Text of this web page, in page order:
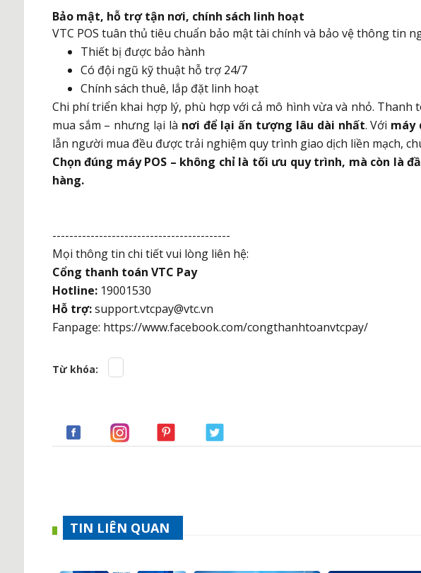
Bảo mật, hỗ trợ tận nơi, chính sách linh hoạt
VTC POS tuân thủ tiêu chuẩn bảo mật tài chính và bảo vệ thông tin
Thiết bị được bảo hành
Có đội ngũ kỹ thuật hỗ trợ 24/7
Chính sách thuê, lắp đặt linh hoạt
Chi phí triển khai hợp lý, phù hợp với cả mô hình vừa và nhỏ.
mua sắm – nhưng lại là nơi để lại ấn tượng lâu dài nhất. Với máy
lẫn người mua đều được trải nghiệm quy trình giao dịch liền mạch,
Chọn đúng máy POS – không chỉ là tối ưu quy trình, mà còn là
hàng.
------------------------------------------
Mọi thông tin chi tiết vui lòng liên hệ:
Cổng thanh toán VTC Pay
Hotline:19001530
Hỗ trợ:support.vtcpay@vtc.vn
Fanpage: https://www.facebook.com/congthanhtoanvtcpay/
Từ khóa:
TIN LIÊN QUAN